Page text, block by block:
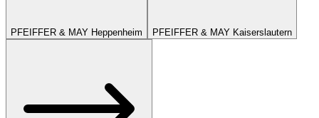
PFEIFFER & MAY Heppenheim PFEIFFER & MAY Kaiserslautern